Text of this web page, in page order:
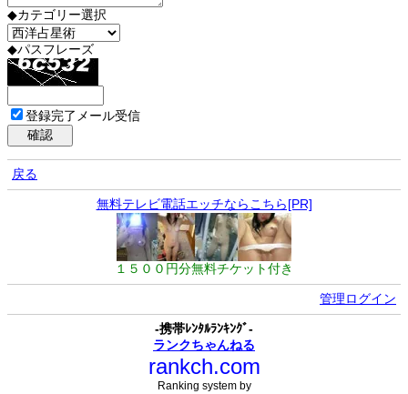
◆カテゴリー選択
◆パスフレーズ
登録完了メール受信
戻る
無料テレビ電話エッチならこちら[PR]
１５００円分無料チケット付き
管理ログイン
-携帯ﾚﾝﾀﾙﾗﾝｷﾝｸﾞ-
ランクちゃんねる
rankch.com
Ranking system by